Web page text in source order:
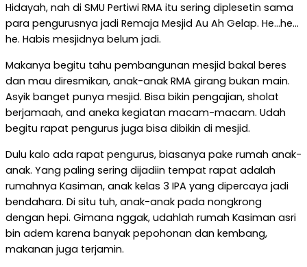
Hidayah, nah di SMU Pertiwi RMA itu sering diplesetin sama
para pengurusnya jadi Remaja Mesjid Au Ah Gelap. He…he…
he. Habis mesjidnya belum jadi.
Makanya begitu tahu pembangunan mesjid bakal beres
dan mau diresmikan, anak-anak RMA girang bukan main.
Asyik banget punya mesjid. Bisa bikin pengajian, sholat
berjamaah, and aneka kegiatan macam-macam. Udah
begitu rapat pengurus juga bisa dibikin di mesjid.
Dulu kalo ada rapat pengurus, biasanya pake rumah anak-
anak. Yang paling sering dijadiin tempat rapat adalah
rumahnya Kasiman, anak kelas 3 IPA yang dipercaya jadi
bendahara. Di situ tuh, anak-anak pada nongkrong
dengan hepi. Gimana nggak, udahlah rumah Kasiman asri
bin adem karena banyak pepohonan dan kembang,
makanan juga terjamin.